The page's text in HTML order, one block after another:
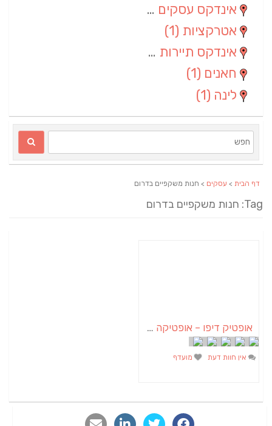
אינדקס עסקים ארצי
אטרקציות (1)
אינדקס תיירות ארצי
חאנים (1)
לינה (1)
דף הבית > עסקים > חנות משקפיים בדרום
Tag: חנות משקפיים בדרום
אופטיק דיפו – אופטיקה ועדשות מגע
אין חוות דעת מועדף